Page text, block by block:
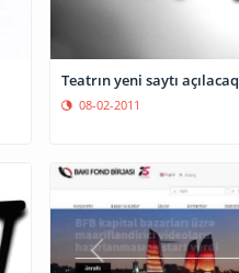
Teatrın yeni saytı açılacaq
08-02-2011